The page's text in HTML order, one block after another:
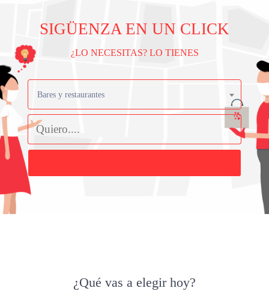
SIGÜENZA EN UN CLICK
¿LO NECESITAS? LO TIENES
Bares y restaurantes
¿Qué vas a elegir hoy?